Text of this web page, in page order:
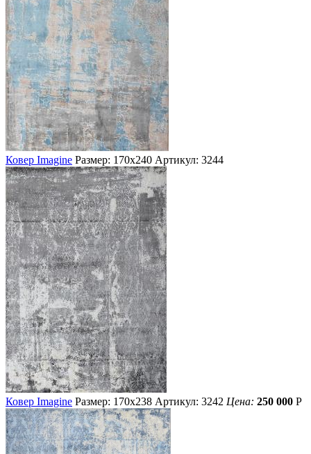
Ковер Imagine Размер: 170х240 Артикул: 3244
Ковер Imagine Размер: 170х238 Артикул: 3242 Цена: 250 000 Р